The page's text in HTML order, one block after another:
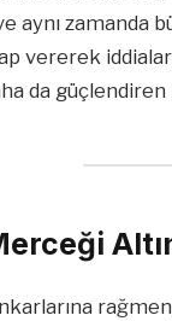
zamanda
vererek
da